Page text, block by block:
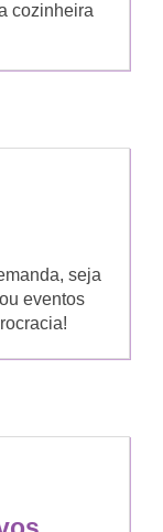
cozinheira
seja
eventos